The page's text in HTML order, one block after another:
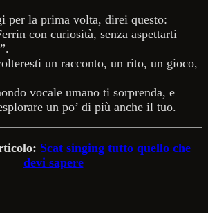
per la prima volta, direi questo:
con curiosità, senza aspettarti
un racconto, un rito, un gioco,
vocale umano ti sorprenda, e
un po’ di più anche il tuo.
Scat singing tutto quello che
devi sapere